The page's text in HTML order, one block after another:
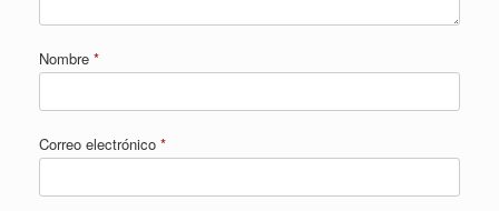
Nombre *
Correo electrónico *